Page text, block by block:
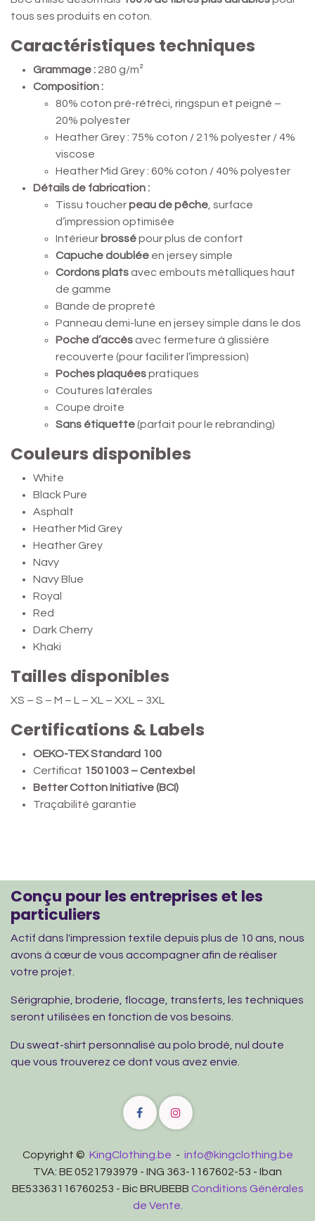
tous ses produits en coton.
Caractéristiques techniques
Grammage : 280 g/m²
Composition :
80% coton pré-rétréci, ringspun et peigné –
20% polyester
Heather Grey : 75% coton / 21% polyester / 4%
viscose
Heather Mid Grey : 60% coton / 40% polyester
Détails de fabrication :
Tissu toucherpeau de pêche , surface
d’impression optimisée
Intérieur brossépour plus de confort
Capuche doublée en jersey simple
Cordons plats avec embouts métalliques haut
de gamme
Bande de propreté
Panneau demi-lune en jersey simple dans le dos
Poche d’accès avec fermeture à glissière
recouverte (pour faciliter l’impression)
Poches plaquéespratiques
Coutures latérales
Coupe droite
Sans étiquette(parfait pour le rebranding)
Couleurs disponibles
White
Black Pure
Asphalt
Heather Mid Grey
Heather Grey
Navy
Navy Blue
Royal
Red
Dark Cherry
Khaki
Tailles disponibles
XS – S – M – L – XL – XXL – 3XL
Certifications & Labels
OEKO-TEX Standard 100
Certificat 1501003 – Centexbel
Better Cotton Initiative (BCI)
Traçabilité garantie
Conçu pour les entreprises et les
particuliers
Actif dans l'impression textile depuis plus de 10 ans, nous
avons à cœur de vous accompagner afin de réaliser
votre projet.
Sérigraphie, broderie, flocage, transferts, les techniques
seront utilisées en fonction de vos besoins.
Du sweat-shirt personnalisé au polo brodé, nul doute
que vous trouverez ce dont vous avez envie.
Copyright © KingClothing.be - info@kingclothing.be
TVA: BE 0521793979 - ING 363-1167602-53 - Iban
BE53363116760253 - Bic BRUBEBB Conditions Générales
de Vente.